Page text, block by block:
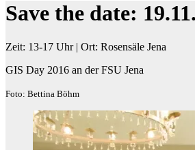
Save the date:
Zeit: 13-17 Uhr | Ort: Rosensäle Jena
GIS Day 2016 an der FSU Jena
Foto: Bettina Böhm